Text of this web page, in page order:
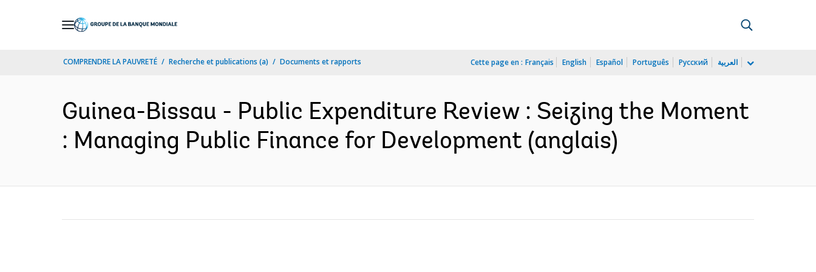
COMPRENDRE LA PAUVRETÉ Recherche et publications (a) Documents et rapports Cette page en : Français English Español Português Русский العربية
Guinea-Bissau - Public Expenditure Review : Seizing the Moment
: Managing Public Finance for Development (anglais)